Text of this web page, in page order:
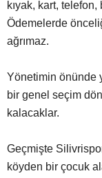
kıyak, kart,
Ödemelerde
ağrımaz.
Yönetimin önünde
bir genel seçim
kalacaklar.
Geçmişte
köyden bir çocuk